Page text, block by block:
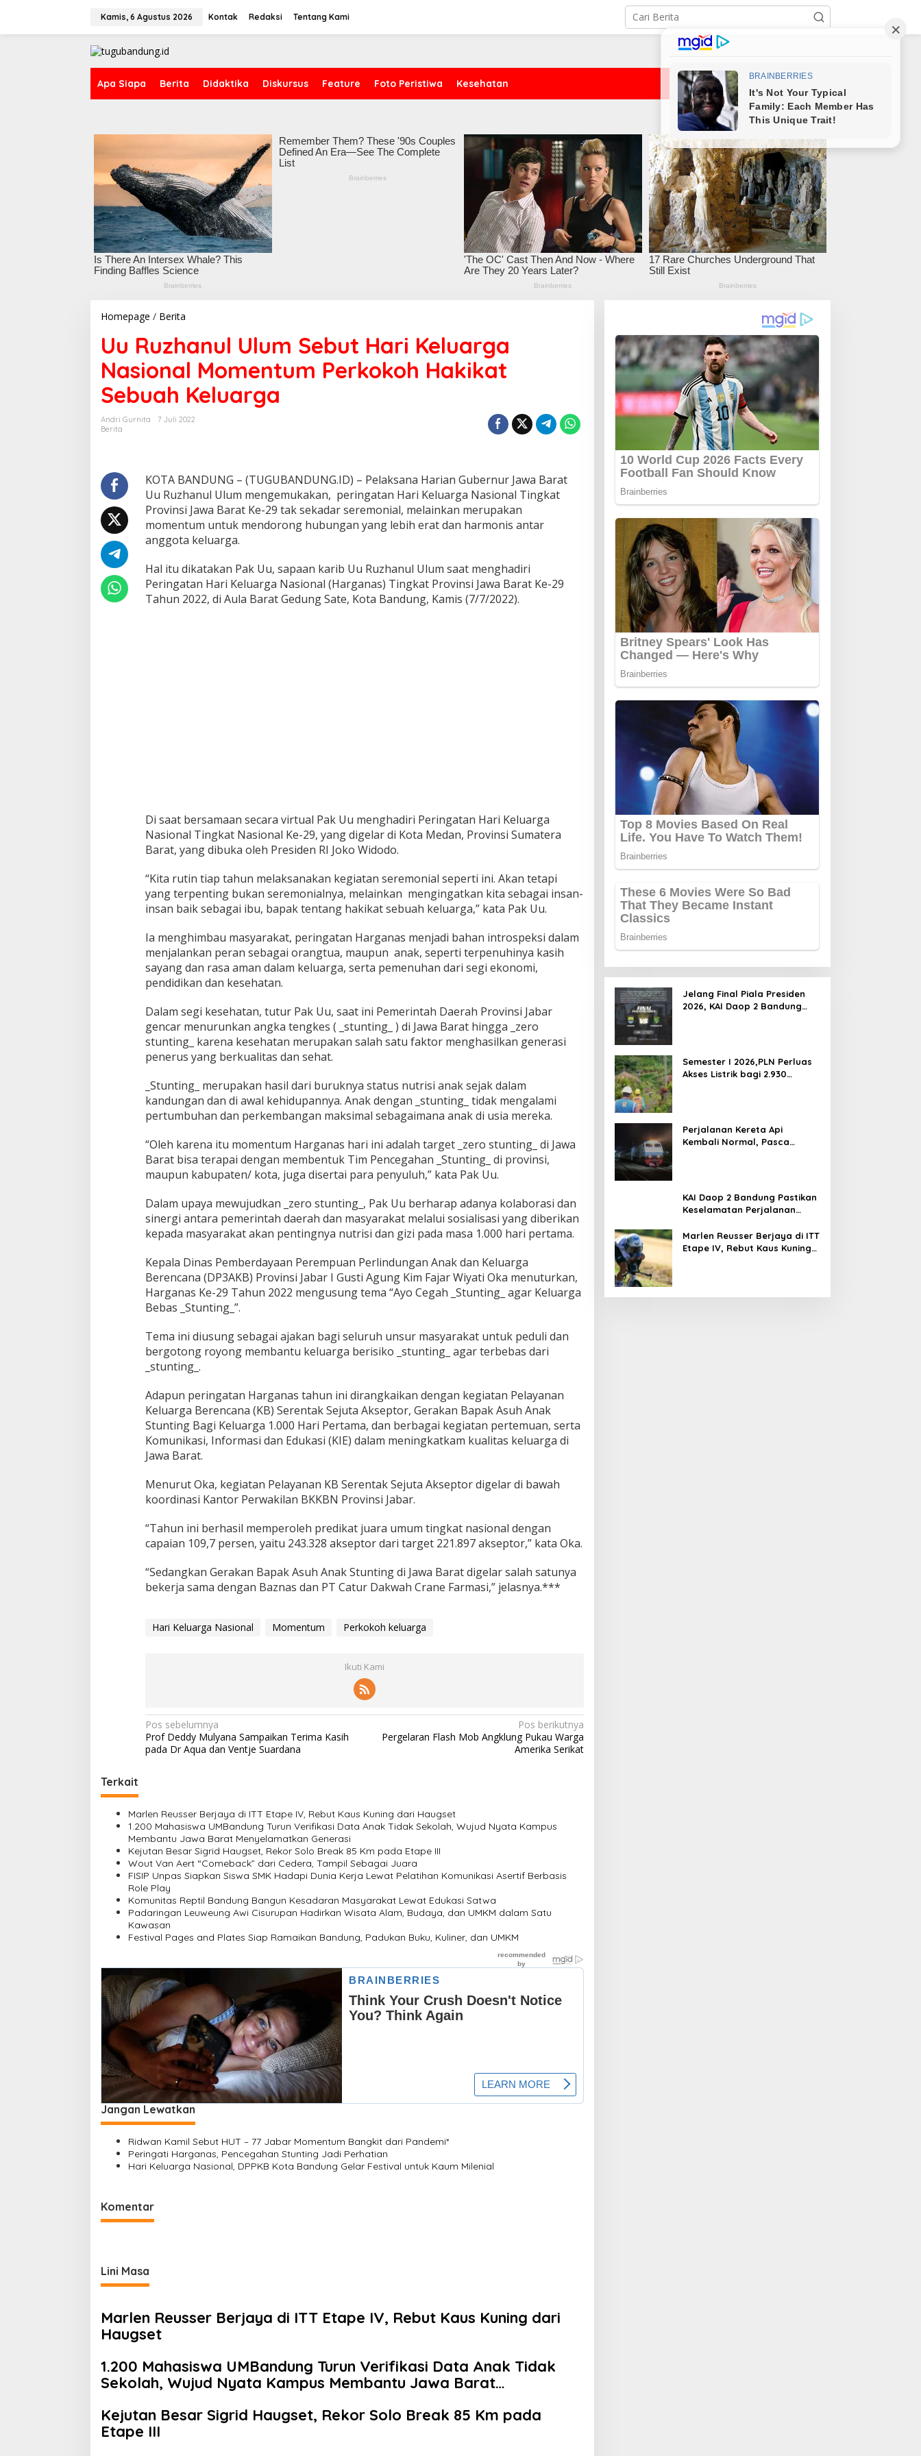
Kamis, 6 Agustus 2026 Kontak Redaksi Tentang Kami
Apa Siapa Berita Didaktika Diskursus Feature Foto Peristiwa Kesehatan
Homepage / Berita
R
u
z
h
a
n
u
m
e
b
u
t
a
r
i
K
m
e
n
u
m
P
e
k
o
k
o
h
a
k
i
k
a
S
e
b
u
h
K
e
l
a
r
g
a
Uu Ruzhanul Ulum Sebut Hari Keluarga
Nasional Momentum Perkokoh Hakikat
Sebuah Keluarga
Andri Gurnita
7 Juli 2022
Berita
KOTA BANDUNG – (TUGUBANDUNG.ID) – Pelaksana Harian Gubernur Jawa Barat
Uu Ruzhanul Ulum mengemukakan, peringatan Hari Keluarga Nasional Tingkat
Provinsi Jawa Barat Ke-29 tak sekadar seremonial, melainkan merupakan
momentum untuk mendorong hubungan yang lebih erat dan harmonis antar
anggota keluarga.
Hal itu dikatakan Pak Uu, sapaan karib Uu Ruzhanul Ulum saat menghadiri
Peringatan Hari Keluarga Nasional (Harganas) Tingkat Provinsi Jawa Barat Ke-29
Tahun 2022, di Aula Barat Gedung Sate, Kota Bandung, Kamis (7/7/2022).
Di saat bersamaan secara virtual Pak Uu menghadiri Peringatan Hari Keluarga
Nasional Tingkat Nasional Ke-29, yang digelar di Kota Medan, Provinsi Sumatera
Barat, yang dibuka oleh Presiden RI Joko Widodo.
“Kita rutin tiap tahun melaksanakan kegiatan seremonial seperti ini. Akan tetapi
yang terpenting bukan seremonialnya, melainkan mengingatkan kita sebagai insan-
insan baik sebagai ibu, bapak tentang hakikat sebuah keluarga,” kata Pak Uu.
Ia menghimbau masyarakat, peringatan Harganas menjadi bahan introspeksi dalam
menjalankan peran sebagai orangtua, maupun anak, seperti terpenuhinya kasih
sayang dan rasa aman dalam keluarga, serta pemenuhan dari segi ekonomi,
pendidikan dan kesehatan.
Dalam segi kesehatan, tutur Pak Uu, saat ini Pemerintah Daerah Provinsi Jabar
gencar menurunkan angka tengkes ( _stunting_ ) di Jawa Barat hingga _zero
stunting_ karena kesehatan merupakan salah satu faktor menghasilkan generasi
penerus yang berkualitas dan sehat.
_Stunting_ merupakan hasil dari buruknya status nutrisi anak sejak dalam
kandungan dan di awal kehidupannya. Anak dengan _stunting_ tidak mengalami
pertumbuhan dan perkembangan maksimal sebagaimana anak di usia mereka.
“Oleh karena itu momentum Harganas hari ini adalah target _zero stunting_ di Jawa
Barat bisa terapai dengan membentuk Tim Pencegahan _Stunting_ di provinsi,
maupun kabupaten/ kota, juga disertai para penyuluh,” kata Pak Uu.
Dalam upaya mewujudkan _zero stunting_, Pak Uu berharap adanya kolaborasi dan
sinergi antara pemerintah daerah dan masyarakat melalui sosialisasi yang diberikan
kepada masyarakat akan pentingnya nutrisi dan gizi pada masa 1.000 hari pertama.
Kepala Dinas Pemberdayaan Perempuan Perlindungan Anak dan Keluarga
Berencana (DP3AKB) Provinsi Jabar I Gusti Agung Kim Fajar Wiyati Oka menuturkan,
Harganas Ke-29 Tahun 2022 mengusung tema “Ayo Cegah _Stunting_ agar Keluarga
Bebas _Stunting_”.
Tema ini diusung sebagai ajakan bagi seluruh unsur masyarakat untuk peduli dan
bergotong royong membantu keluarga berisiko _stunting_ agar terbebas dari
_stunting_.
Adapun peringatan Harganas tahun ini dirangkaikan dengan kegiatan Pelayanan
Keluarga Berencana (KB) Serentak Sejuta Akseptor, Gerakan Bapak Asuh Anak
Stunting Bagi Keluarga 1.000 Hari Pertama, dan berbagai kegiatan pertemuan, serta
Komunikasi, Informasi dan Edukasi (KIE) dalam meningkatkam kualitas keluarga di
Jawa Barat.
Menurut Oka, kegiatan Pelayanan KB Serentak Sejuta Akseptor digelar di bawah
koordinasi Kantor Perwakilan BKKBN Provinsi Jabar.
“Tahun ini berhasil memperoleh predikat juara umum tingkat nasional dengan
capaian 109,7 persen, yaitu 243.328 akseptor dari target 221.897 akseptor,” kata Oka.
“Sedangkan Gerakan Bapak Asuh Anak Stunting di Jawa Barat digelar salah satunya
bekerja sama dengan Baznas dan PT Catur Dakwah Crane Farmasi,” jelasnya.***
Hari Keluarga Nasional Momentum Perkokoh keluarga
Ikuti Kami
N
a
g
a
s
i
p
o
s
Pos sebelumnya
Prof Deddy Mulyana Sampaikan Terima Kasih
pada Dr Aqua dan Ventje Suardana
Pos berikutnya
Pergelaran Flash Mob Angklung Pukau Warga
Amerika Serikat
Terkait
Marlen Reusser Berjaya di ITT Etape IV, Rebut Kaus Kuning dari Haugset
1.200 Mahasiswa UMBandung Turun Verifikasi Data Anak Tidak Sekolah, Wujud Nyata Kampus
Membantu Jawa Barat Menyelamatkan Generasi
Kejutan Besar Sigrid Haugset, Rekor Solo Break 85 Km pada Etape III
Wout Van Aert “Comeback” dari Cedera, Tampil Sebagai Juara
FISIP Unpas Siapkan Siswa SMK Hadapi Dunia Kerja Lewat Pelatihan Komunikasi Asertif Berbasis
Role Play
Komunitas Reptil Bandung Bangun Kesadaran Masyarakat Lewat Edukasi Satwa
Padaringan Leuweung Awi Cisurupan Hadirkan Wisata Alam, Budaya, dan UMKM dalam Satu
Kawasan
Festival Pages and Plates Siap Ramaikan Bandung, Padukan Buku, Kuliner, dan UMKM
Jangan Lewatkan
Ridwan Kamil Sebut HUT – 77 Jabar Momentum Bangkit dari Pandemi*
Peringati Harganas, Pencegahan Stunting Jadi Perhatian
Hari Keluarga Nasional, DPPKB Kota Bandung Gelar Festival untuk Kaum Milenial
Komentar
Lini Masa
Marlen Reusser Berjaya di ITT Etape IV, Rebut Kaus Kuning dari
Haugset
1.200 Mahasiswa UMBandung Turun Verifikasi Data Anak Tidak
Sekolah, Wujud Nyata Kampus Membantu Jawa Barat
Kejutan Besar Sigrid Haugset, Rekor Solo Break 85 Km pada
Etape III
Jelang Final Piala Presiden
2026, KAI Daop 2 Bandung
Semester I 2026,PLN Perluas
Akses Listrik bagi 2.930
Perjalanan Kereta Api
Kembali Normal, Pasca
KAI Daop 2 Bandung Pastikan
Keselamatan Perjalanan
Pangandaran, Pemeriksaan
Jalur Masih Berlangsung
Marlen Reusser Berjaya di ITT
Etape IV, Rebut Kaus Kuning